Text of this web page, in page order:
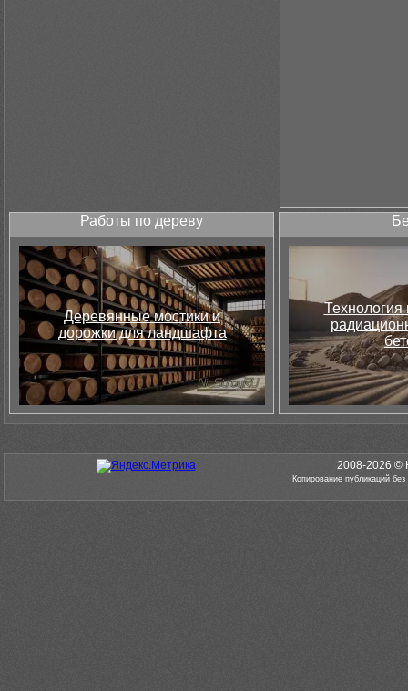
Работы по дереву
Деревянные мостики и
дорожки для ландшафта
Технология
2008-2026 ©
Копирование публикаций